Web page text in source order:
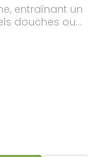
entraînant un
douches ou
le port de
et protéger
ses
acide aminé
- le